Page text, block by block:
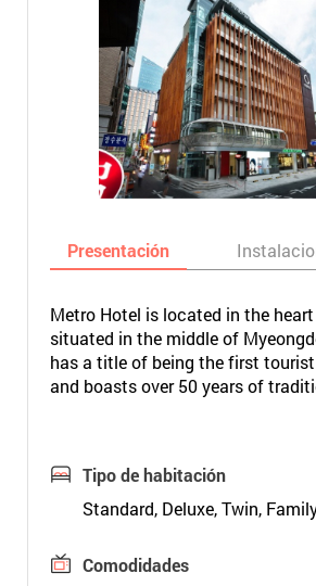
Presentación
Metro Hotel is located in the
situated in the middle of
has a title of being the first
and boasts over 50 years of
Tipo de habitación
Standard, Deluxe, Twin,
Comodidades